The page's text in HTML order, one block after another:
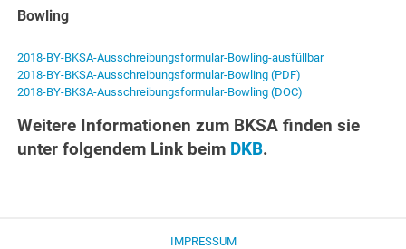
Bowling
2018-BY-BKSA-Ausschreibungsformular-Bowling-ausfüllbar
2018-BY-BKSA-Ausschreibungsformular-Bowling (PDF)
2018-BY-BKSA-Ausschreibungsformular-Bowling (DOC)
Weitere Informationen zum BKSA finden sie
unter folgendem Link beim DKB.
IMPRESSUM